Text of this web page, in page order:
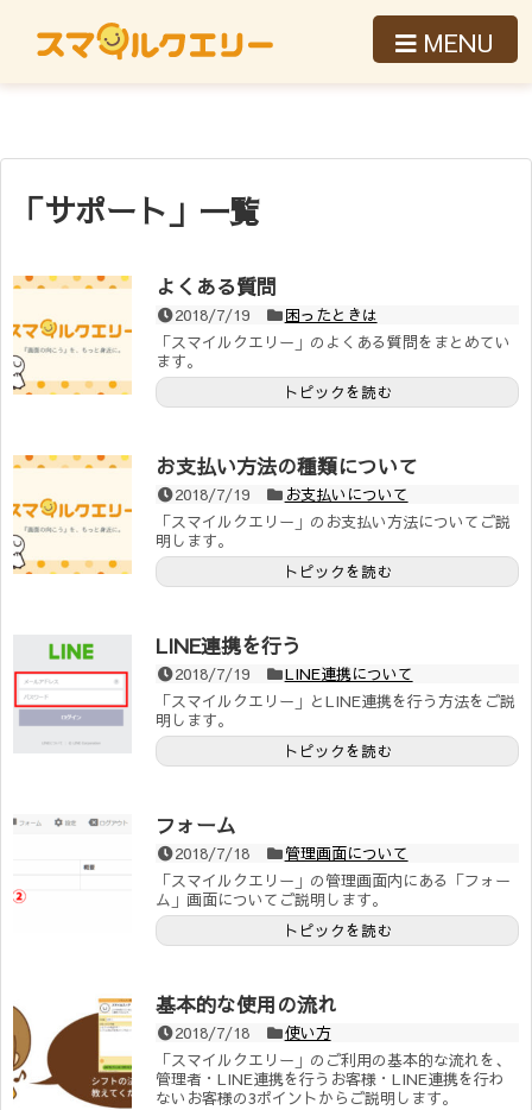
スマイルクエリー
プライバシーポリシー
会社概要
特定商取引法に基づく表示
MENU
「サポート 」 一覧
よくある質問
2018/7/19
困ったときは
「スマイルクエリー」のよくある質問をまとめてい
ます。
トピックを読む
お支払い方法の種類について
2018/7/19
お支払いについて
「スマイルクエリー」のお支払い方法についてご説
明します。
トピックを読む
LINE連携を行う
2018/7/19
LINE連携について
「スマイルクエリー」とLINE連携を行う方法をご説
明します。
トピックを読む
フォーム
2018/7/18
管理画面について
「スマイルクエリー」の管理画面内にある「フォー
ム」画面についてご説明します。
トピックを読む
基本的な使用の流れ
2018/7/18
使い方
「スマイルクエリー」のご利用の基本的な流れを、
管理者・LINE連携を行うお客様・LINE連携を行わ
ないお客様の3ポイントからご説明します。